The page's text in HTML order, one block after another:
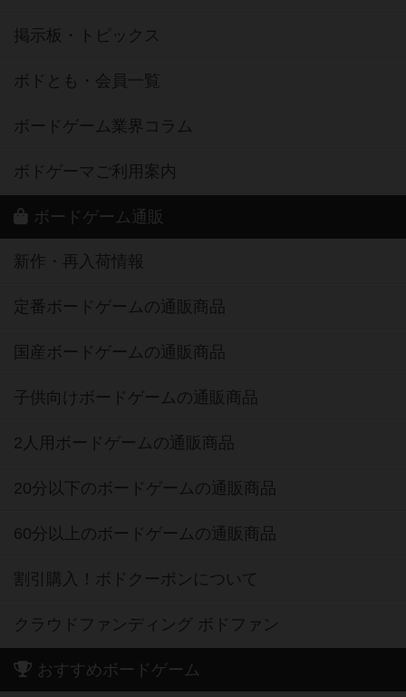
掲示板・トピックス
ボドとも・会員一覧
ボードゲーム業界コラム
ボドゲーマご利用案内
ボードゲーム通販
新作・再入荷情報
定番ボードゲームの通販商品
国産ボードゲームの通販商品
子供向けボードゲームの通販商品
2人用ボードゲームの通販商品
20分以下のボードゲームの通販商品
60分以上のボードゲームの通販商品
割引購入！ボドクーポンについて
クラウドファンディング ボドファン
おすすめボードゲーム